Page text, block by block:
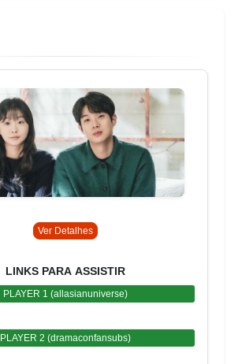
Ver Detalhes
LINKS PARA ASSISTIR
PLAYER 1 (allasianuniverse)
PLAYER 2 (dramaconfansubs)